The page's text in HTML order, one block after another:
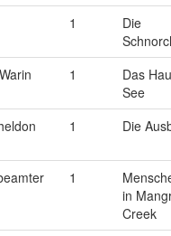
1
Die
1
Das
See
1 Die
1
in
Creek